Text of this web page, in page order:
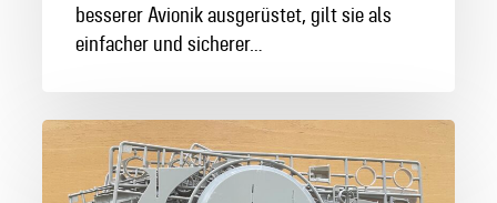
besserer Avionik ausgerüstet, gilt sie als
einfacher und sicherer…
Die
Testshots